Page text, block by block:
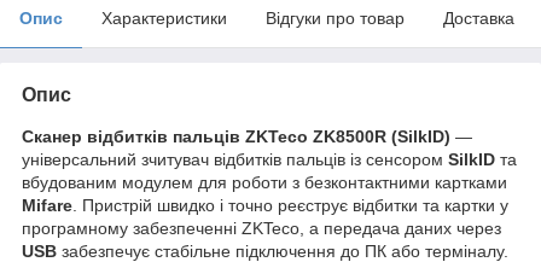
Опис Характеристики Відгуки про товар Доставка
Опис
Сканер відбитків пальців ZKTeco ZK8500R (SilkID) —
універсальний зчитувач відбитків пальців із сенсором SilkID та
вбудованим модулем для роботи з безконтактними картками
Mifare . Пристрій швидко і точно реєструє відбитки та картки у
програмному забезпеченні ZKTeco, а передача даних через
USB забезпечує стабільне підключення до ПК або терміналу.